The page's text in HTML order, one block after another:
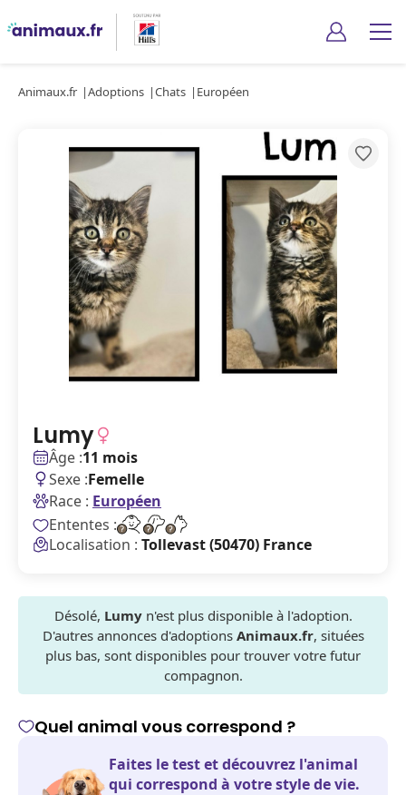
Animaux.fr Adoptions Chats Européen
Lumy
Âge :11 mois
Sexe :Femelle
Race : Européen
Ententes :
Localisation : Tollevast (50470) France
Désolé, Lumyn'est plus disponible à l'adoption.
D'autres annonces d'adoptions Animaux.fr, situées
plus bas, sont disponibles pour trouver votre futur
compagnon.
Quel animal vous correspond ?
Faites le test et découvrez l'animal
qui correspond à votre style de vie.